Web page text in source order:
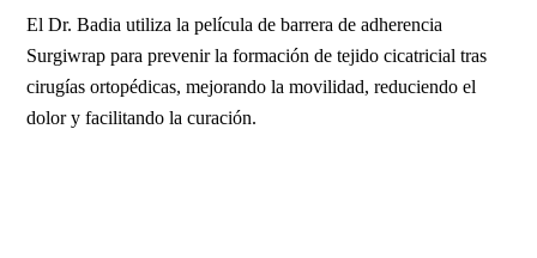
El Dr. Badia utiliza la película de barrera de adherencia
Surgiwrap para prevenir la formación de tejido cicatricial tras
cirugías ortopédicas, mejorando la movilidad, reduciendo el
dolor y facilitando la curación.